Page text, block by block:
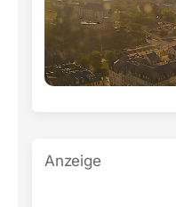
Anzeige